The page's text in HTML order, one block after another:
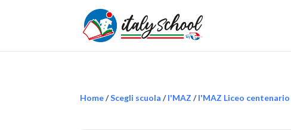
Home/Scegli scuola /I'MAZ /I'MAZ Liceo centenario